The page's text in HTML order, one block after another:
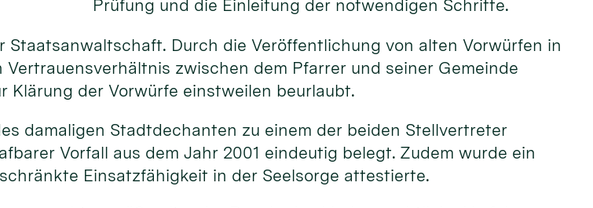
Prüfung und die Einleitung der notwendigen Schritte.
Durch die Veröffentlichung von alten Vorwürfen in
zwischen dem Pfarrer und seiner Gemeinde
der Vorwürfe einstweilen beurlaubt.
damaligen Stadtdechanten zu einem der beiden Stellvertreter
Vorfall aus dem Jahr 2001 eindeutig belegt. Zudem wurde ein
Einsatzfähigkeit in der Seelsorge attestierte.